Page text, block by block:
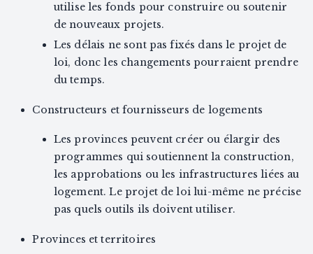
utilise les fonds pour construire ou soutenir
de nouveaux projets.
Les délais ne sont pas fixés dans le projet de
loi, donc les changements pourraient prendre
du temps.
Constructeurs et fournisseurs de logements
Les provinces peuvent créer ou élargir des
programmes qui soutiennent la construction,
les approbations ou les infrastructures liées au
logement. Le projet de loi lui-même ne précise
pas quels outils ils doivent utiliser.
Provinces et territoires